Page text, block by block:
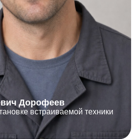
Дорофеев
встраиваемой техники